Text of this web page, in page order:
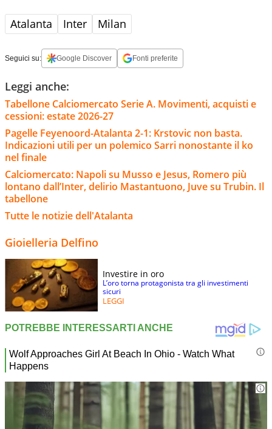
Atalanta Inter Milan
Seguici su: Google Discover Fonti preferite
Leggi anche:
Tabellone Calciomercato Serie A. Movimenti, acquisti e
cessioni: estate 2026-27
Pagelle Feyenoord-Atalanta 2-1: Krstovic non basta.
Indicazioni utili per un polemico Sarri nonostante il ko
nel finale
Calciomercato: Napoli su Musso e Jesus, Romero più
lontano dall’Inter, delirio Mastantuono, Juve su Trubin. Il
tabellone
Tutte le notizie dell'Atalanta
Gioielleria Delfino
Investire in oro
L’oro torna protagonista tra gli investimenti
sicuri
LEGGI